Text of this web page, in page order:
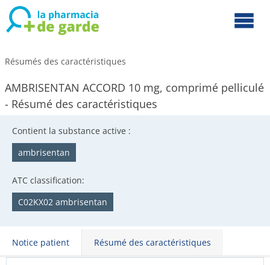
Résumés des caractéristiques
AMBRISENTAN ACCORD 10 mg, comprimé pelliculé
- Résumé des caractéristiques
Contient la substance active :
ambrisentan
ATC classification:
C02KX02 ambrisentan
Notice patient Résumé des caractéristiques